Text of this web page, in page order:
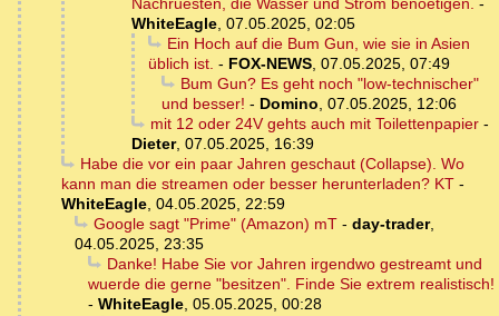
Nachruesten, die Wasser und Strom benoetigen. -
WhiteEagle, 07.05.2025, 02:05
Ein Hoch auf die Bum Gun, wie sie in Asien
üblich ist. - FOX-NEWS, 07.05.2025, 07:49
Bum Gun? Es geht noch "low-technischer"
und besser! - Domino, 07.05.2025, 12:06
mit 12 oder 24V gehts auch mit Toilettenpapier-
Dieter, 07.05.2025, 16:39
Habe die vor ein paar Jahren geschaut (Collapse). Wo
kann man die streamen oder besser herunterladen? KT -
WhiteEagle, 04.05.2025, 22:59
Google sagt "Prime" (Amazon) mT- day-trader,
04.05.2025, 23:35
Danke! Habe Sie vor Jahren irgendwo gestreamt und
wuerde die gerne "besitzen". Finde Sie extrem realistisch!
- WhiteEagle, 05.05.2025, 00:28